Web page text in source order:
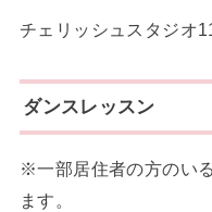
チェリッシュスタジオ
ダンスレッスン
※一部居住者の方のい
ます。